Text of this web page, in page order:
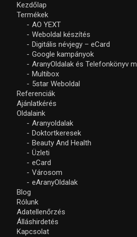
Kezdőlap
Termékek
AO YEXT
Weboldal készítés
Digitális névjegy – eCard
Google kampányok
AranyOldalak és Telefonkönyv
Multibox
5star Weboldal
Referenciák
Ajánlatkérés
Oldalaink
Aranyoldalak
Doktortkeresek
Beauty And Health
Üzleti
eCard
Városom
eAranyOldalak
Blog
Rólunk
Adatellenőrzés
Álláshirdetés
Kapcsolat